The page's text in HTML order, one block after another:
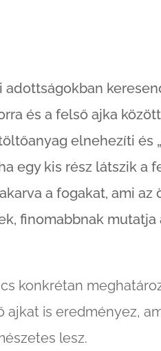
és a felső ajka
elnehezíti és
egy kis rész látszik a
a fogakat, ami
finomabbnak
konkrétan
is eredményez,
lesz.